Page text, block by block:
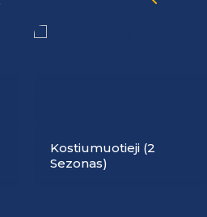
Kostiumuotieji (2
Sezonas)